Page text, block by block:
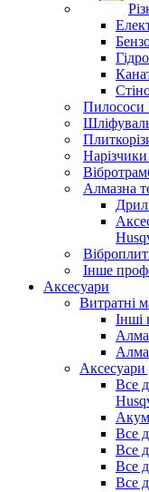
Пилососи
Алмазна
Інше
Аксесуари
Витратні
Інші
Аксесуари
Все
Все
Все
Все
Все